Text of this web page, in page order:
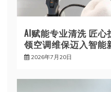
AI赋能专业清洗 匠心
领空调维保迈入智能
2026年7月20日